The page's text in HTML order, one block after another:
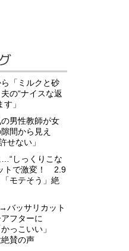
ら「ミルクと砂
の“ナイスな返
」
の男性教師が女
間から見え
せない」
しっくりこな
トで激変！ 2.9
モテそう」絶
バッサリカット
フターに
っこいい」
絶賛の声